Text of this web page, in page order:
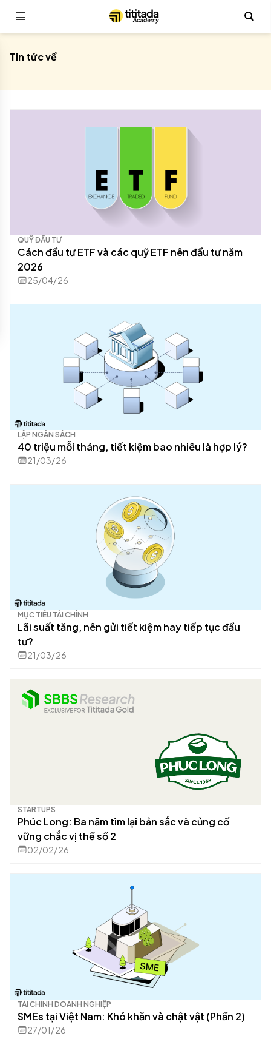
Tin tức về
QUỸ ĐẦU TƯ
Cách đầu tư ETF và các quỹ ETF nên đầu tư năm
2026
25/04/26
LẬP NGÂN SÁCH
40 triệu mỗi tháng, tiết kiệm bao nhiêu là hợp lý?
21/03/26
MỤC TIÊU TÀI CHÍNH
Lãi suất tăng, nên gửi tiết kiệm hay tiếp tục đầu
tư?
21/03/26
STARTUPS
Phúc Long: Ba năm tìm lại bản sắc và củng cố
vững chắc vị thế số 2
02/02/26
TÀI CHÍNH DOANH NGHIỆP
SMEs tại Việt Nam: Khó khăn và chật vật (Phần 2)
27/01/26